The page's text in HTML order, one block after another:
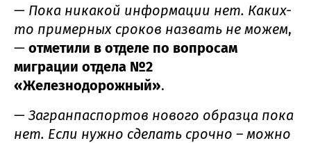
— Пока никакой информации нет. Каких-
то примерных сроков назвать не можем,
— отметили в отделе по вопросам
миграции отдела №2
«Железнодорожный».
— Загранпаспортов нового образца пока
нет. Если нужно сделать срочно – можно